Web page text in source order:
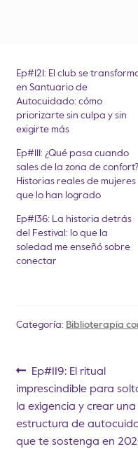
Ep#121: El club se
en Santuario de
Autocuidado: cómo
priorizarte sin culpa y sin
exigirte más
Ep#111: ¿Qué pasa cuando
sales de la zona de confort?
Historias reales de mujeres
que lo han logrado
Ep#136: La historia detrás
del Festival: lo que la
soledad me enseñó sobre
conectar
Categoría: Biblioterapia
Ep#119: El ritual
imprescindible para
la exigencia y crear una
estructura de
que te sostenga en